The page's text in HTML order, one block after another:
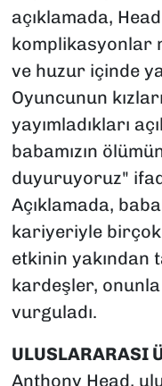
açıklamada,
komplikasyonlar
ve huzur içinde
Oyuncunun
yayımladıkları
babamızın
duyuruyoruz"
Açıklamada,
kariyeriyle birçok
etkinin yakından
kardeşler,
vurguladı.
ULUSLARARASI
Anthony Head,